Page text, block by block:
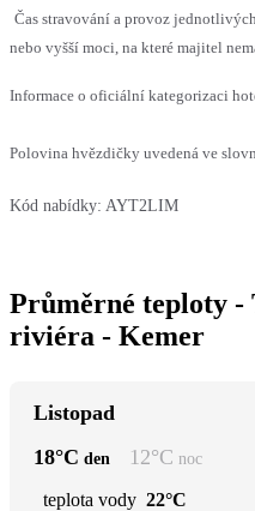
Čas stravování a provoz
nebo vyšší moci, na které majitel
Informace o oficiální kategorizaci
Polovina hvězdičky uvedená ve
Kód nabídky: AYT2LIM
Průměrné teploty -
riviéra - Kemer
Listopad
18°C den 12°C noc
teplota vody 22°C